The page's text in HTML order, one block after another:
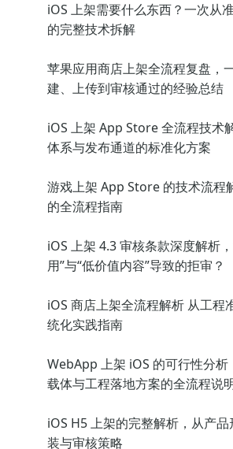
iOS 上架需要什么东西？一次从
的完整技术拆解
苹果应用商店上架全流程复盘，
建、上传到审核通过的经验总结
iOS 上架 App Store 全流程技术
体系与发布通道的标准化方案
游戏上架 App Store 的技术流程
的全流程指南
iOS 上架 4.3 审核条款深度解析
用”与“低价值内容”导致的拒审？
iOS 商店上架全流程解析 从工程
统化实践指南
WebApp 上架 iOS 的可行性分
载体与工程落地方案的全流程说
iOS H5 上架的完整解析，从产
装与审核策略